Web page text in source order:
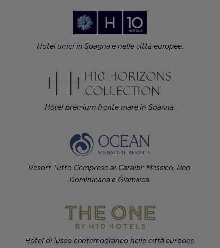
Hotel unici in Spagna e nelle città europee.
Hotel premium fronte mare in Spagna.
Resort Tutto Compreso ai Caraibi: Messico, Rep.
Dominicana e Giamaica.
Hotel di lusso contemporaneo nelle città europee.